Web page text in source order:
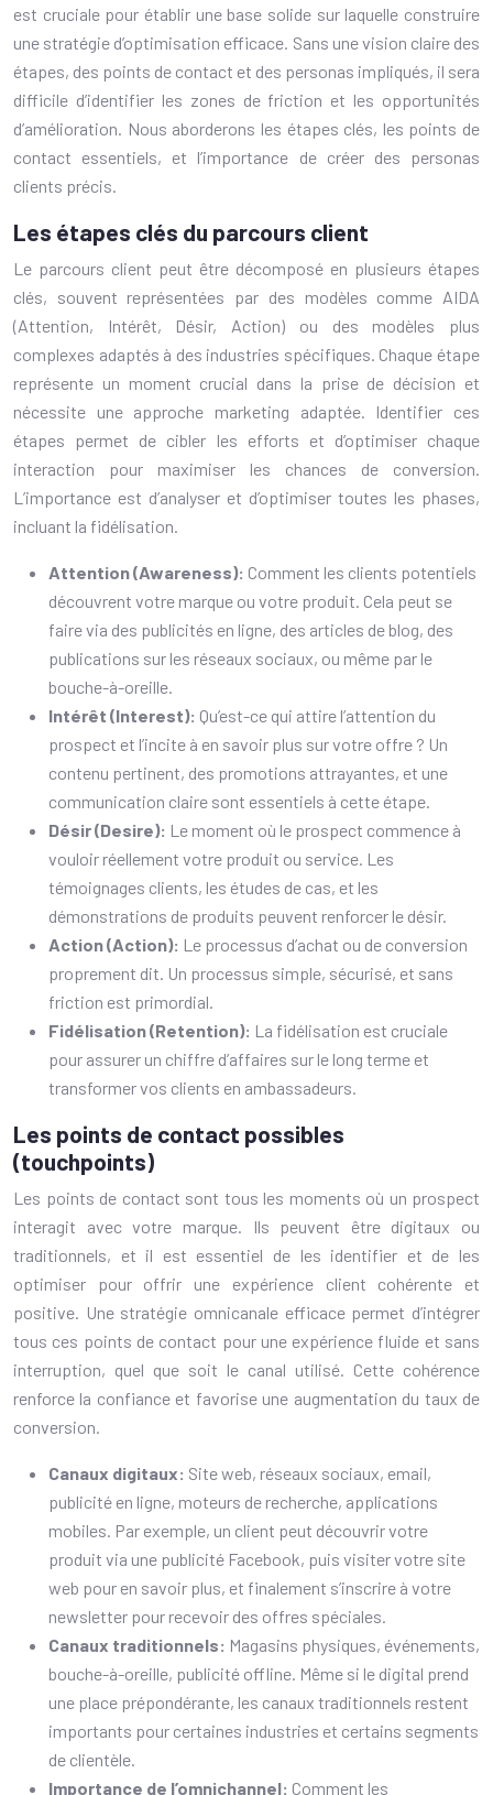
est cruciale pour établir une base solide sur laquelle construire
une stratégie d’optimisation efficace. Sans une vision claire des
étapes, des points de contact et des personas impliqués, il sera
difficile d’identifier les zones de friction et les opportunités
d’amélioration. Nous aborderons les étapes clés, les points de
contact essentiels, et l’importance de créer des personas
clients précis.
Les étapes clés du parcours client
Le parcours client peut être décomposé en plusieurs étapes
clés, souvent représentées par des modèles comme AIDA
(Attention, Intérêt, Désir, Action) ou des modèles plus
complexes adaptés à des industries spécifiques. Chaque étape
représente un moment crucial dans la prise de décision et
nécessite une approche marketing adaptée. Identifier ces
étapes permet de cibler les efforts et d’optimiser chaque
interaction pour maximiser les chances de conversion.
L’importance est d’analyser et d’optimiser toutes les phases,
incluant la fidélisation.
Attention (Awareness): Comment les clients potentiels
découvrent votre marque ou votre produit. Cela peut se
faire via des publicités en ligne, des articles de blog, des
publications sur les réseaux sociaux, ou même par le
bouche-à-oreille.
Intérêt (Interest): Qu’est-ce qui attire l’attention du
prospect et l’incite à en savoir plus sur votre offre ? Un
contenu pertinent, des promotions attrayantes, et une
communication claire sont essentiels à cette étape.
Désir (Desire): Le moment où le prospect commence à
vouloir réellement votre produit ou service. Les
témoignages clients, les études de cas, et les
démonstrations de produits peuvent renforcer le désir.
Action (Action): Le processus d’achat ou de conversion
proprement dit. Un processus simple, sécurisé, et sans
friction est primordial.
Fidélisation (Retention): La fidélisation est cruciale
pour assurer un chiffre d’affaires sur le long terme et
transformer vos clients en ambassadeurs.
Les points de contact possibles
(touchpoints)
Les points de contact sont tous les moments où un prospect
interagit avec votre marque. Ils peuvent être digitaux ou
traditionnels, et il est essentiel de les identifier et de les
optimiser pour offrir une expérience client cohérente et
positive. Une stratégie omnicanale efficace permet d’intégrer
tous ces points de contact pour une expérience fluide et sans
interruption, quel que soit le canal utilisé. Cette cohérence
renforce la confiance et favorise une augmentation du taux de
conversion.
Canaux digitaux: Site web, réseaux sociaux, email,
publicité en ligne, moteurs de recherche, applications
mobiles. Par exemple, un client peut découvrir votre
produit via une publicité Facebook, puis visiter votre site
web pour en savoir plus, et finalement s’inscrire à votre
newsletter pour recevoir des offres spéciales.
Canaux traditionnels: Magasins physiques, événements,
bouche-à-oreille, publicité offline. Même si le digital prend
une place prépondérante, les canaux traditionnels restent
importants pour certaines industries et certains segments
de clientèle.
Importance de l’omnichannel: Comment les